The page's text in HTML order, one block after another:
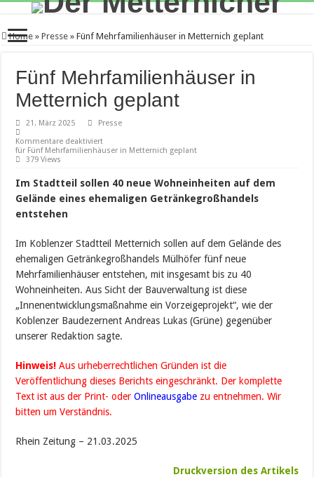
Home » Presse » Fünf Mehrfamilienhäuser in Metternich geplant
Fünf Mehrfamilienhäuser in
Metternich geplant
21. März 2025
Presse
Kommentare deaktiviert
für Fünf Mehrfamilienhäuser in Metternich geplant
379 Views
Im Stadtteil sollen 40 neue Wohneinheiten auf dem
Gelände eines ehemaligen Getränkegroßhandels
entstehen
Im Koblenzer Stadtteil Metternich sollen auf dem Gelände des
ehemaligen Getränkegroßhandels Mülhöfer fünf neue
Mehrfamilienhäuser entstehen, mit insgesamt bis zu 40
Wohneinheiten. Aus Sicht der Bauverwaltung ist diese
„Innenentwicklungsmaßnahme ein Vorzeigeprojekt“, wie der
Koblenzer Baudezernent Andreas Lukas (Grüne) gegenüber
unserer Redaktion sagte.
Hinweis! Aus urheberrechtlichen Gründen ist die
Veröffentlichung dieses Berichts eingeschränkt. Der komplette
Text ist aus der Print- oderOnlineausgabe zu entnehmen. Wir
bitten um Verständnis.
Rhein Zeitung – 21.03.2025
Druckversion des Artikels